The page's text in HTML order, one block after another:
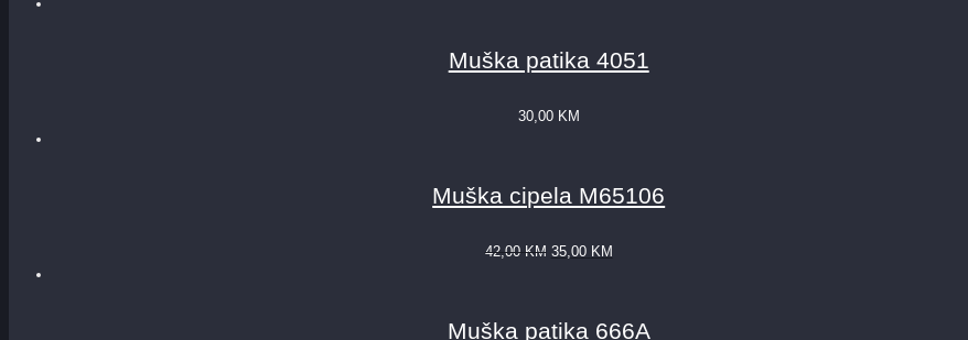
Muška patika 4051
30,00 KM
Muška cipela M65106
42,00 KM 35,00 KM
Muška patika 666A